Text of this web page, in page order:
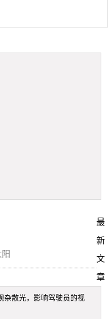
杂散光，影响驾驶员的视
最
新
文
章